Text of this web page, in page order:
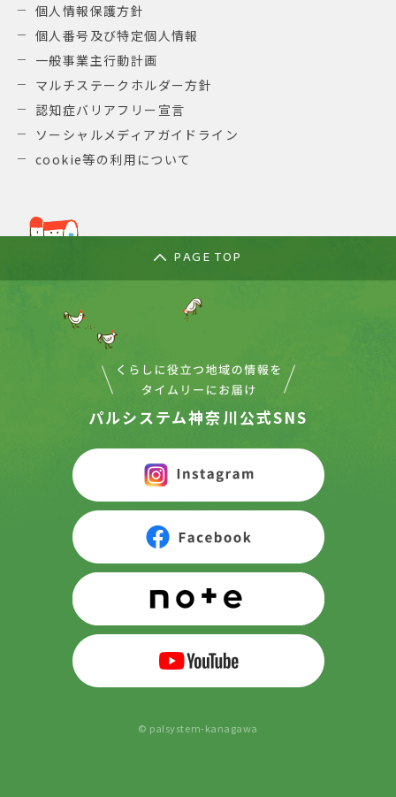
個人情報保護方針
個人番号及び特定個人情報
一般事業主行動計画
マルチステークホルダー方針
認知症バリアフリー宣言
ソーシャルメディアガイドライン
cookie等の利用について
PAGE TOP
パルシステム神奈川公式SNS
© palsystem-kanagawa